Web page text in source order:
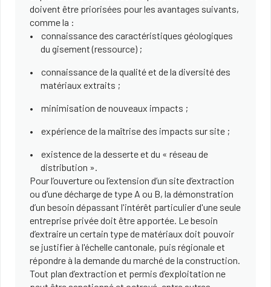
doivent être priorisées pour les avantages suivants,
comme la :
connaissance des caractéristiques géologiques
du gisement (ressource) ;
connaissance de la qualité et de la diversité des
matériaux extraits ;
minimisation de nouveaux impacts ;
expérience de la maîtrise des impacts sur site ;
existence de la desserte et du « réseau de
distribution ».
Pour l’ouverture ou l’extension d’un site d’extraction
ou d’une décharge de type A ou B, la démonstration
d’un besoin dépassant l'intérêt particulier d'une seule
entreprise privée doit être apportée. Le besoin
d’extraire un certain type de matériaux doit pouvoir
se justifier à l'échelle cantonale, puis régionale et
répondre à la demande du marché de la construction.
Tout plan d’extraction et permis d’exploitation ne